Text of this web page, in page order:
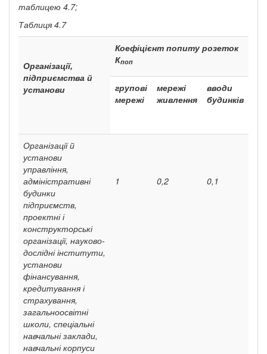
таблицею 4.7;
Таблиця 4.7
Організації,
підприємства й
установи
Коефіцієнт попиту розеток
Кпоп
групові
мережі
мережі
живлення
вводи
будинків
Організації й
установи
управління,
адміністративні
будинки
підприємств,
проектні і
конструкторські
організації, науково-
дослідні інститути,
установи
фінансування,
кредитування і
страхування,
загальноосвітні
школи, спеціальні
навчальні заклади,
навчальні корпуси
1 0,2 0,1